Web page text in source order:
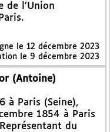
de l’Union
le 12 décembre 2023
le 9 décembre 2023
(Antoine)
à Paris (Seine),
1854 à Paris
du